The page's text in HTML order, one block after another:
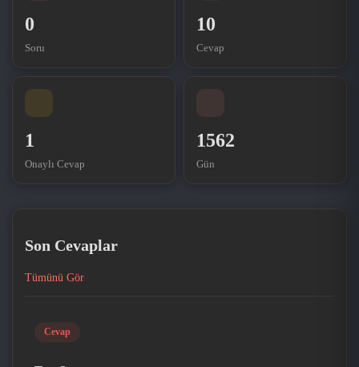
0
Soru
10
Cevap
1
Onaylı Cevap
1562
Gün
Son Cevaplar
Tümünü Gör
Cevap